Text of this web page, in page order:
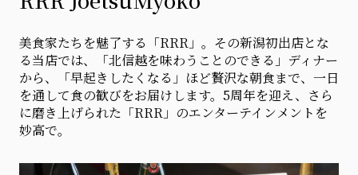
美食家たちを魅了する「RRR」。その新潟初出店とな
る当店では、「北信越を味わうことのできる」ディナー
から、「早起きしたくなる」ほど贅沢な朝食まで、一日
を通して食の歓びをお届けします。5周年を迎え、さら
に磨き上げられた「RRR」のエンターテインメントを
妙高で。